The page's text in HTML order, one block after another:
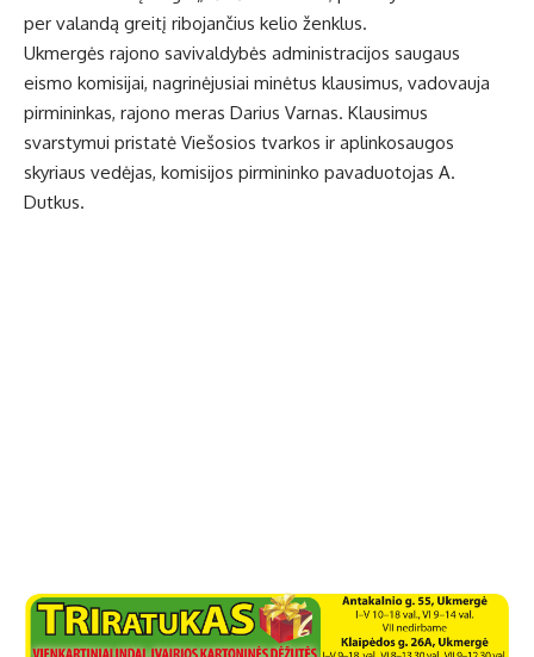
per valandą greitį ribojančius kelio ženklus.
Ukmergės rajono savivaldybės administracijos saugaus
eismo komisijai, nagrinėjusiai minėtus klausimus, vadovauja
pirmininkas, rajono meras Darius Varnas. Klausimus
svarstymui pristatė Viešosios tvarkos ir aplinkosaugos
skyriaus vedėjas, komisijos pirmininko pavaduotojas A.
Dutkus.